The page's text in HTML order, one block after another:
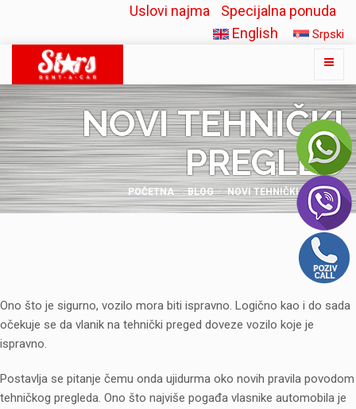
Uslovi najma
Specijalna ponuda
English
Srpski
NOVI TEHNIČKI
PREGLED
POČETNA BLOG NOVI TEHNIČKI PREGLED
Ono što je sigurno, vozilo mora biti ispravno. Logično kao i do sada
očekuje se da vlanik na tehnički preged doveze vozilo koje je
ispravno.
Postavlja se pitanje čemu onda ujidurma oko novih pravila povodom
tehničkog pregleda. Ono što najviše pogađa vlasnike automobila je